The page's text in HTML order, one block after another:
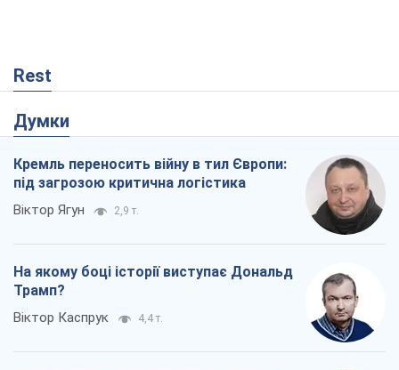
Rest
Думки
Кремль переносить війну в тил Європи:
під загрозою критична логістика
Віктор Ягун 2,9 т.
На якому боці історії виступає Дональд
Трамп?
Віктор Каспрук 4,4 т.